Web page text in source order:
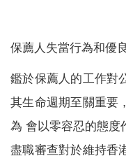
保薦人失當行為和優
鑑於保薦人的工作對
其生命週期至關重要
為 會以零容忍的態度
盡職審查對於維持香